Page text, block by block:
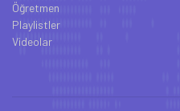
Öğretmen
Playlistler
Videolar